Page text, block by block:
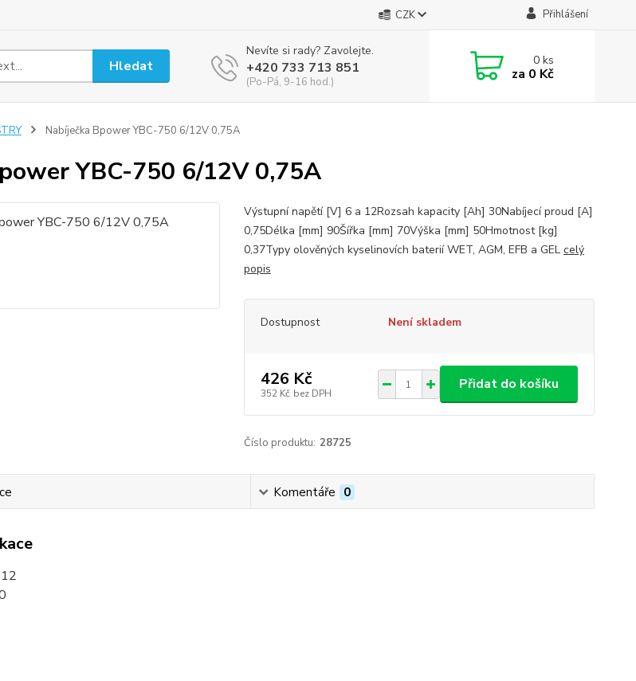
CZK Přihlášení
Hledat
Nevíte si rady? Zavolejte.
+420 733 713 851
(Po-Pá, 9-16 hod.)
0ks
za 0 Kč
Nabíječka Bpower YBC-750 6/12V 0,75A
YBC-750 6/12V 0,75A
Výstupní napětí­ [V] 6 a 12Rozsah kapacity [Ah] 30Nabíjecí proud [A]
0,75Délka [mm] 90Šířka [mm] 70Výška [mm] 50Hmotnost [kg]
0,37Typy olověných kyselinovích baterií­ WET, AGM, EFB a GEL celý
popis
Dostupnost Není skladem
426 Kč
352 Kč bez DPH
Přidat do košíku
Číslo produktu: 28725
Komentáře 0